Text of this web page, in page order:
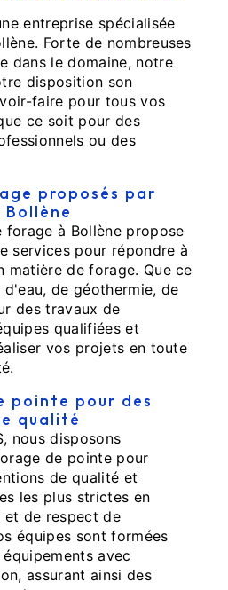
entreprise spécialisée
Forte de nombreuses
dans le domaine, notre
disposition son
faire pour tous vos
ce soit pour des
ou des
proposés par
Bollène
forage à Bollène propose
services pour répondre à
matière de forage. Que ce
de géothermie, de
des travaux de
qualifiées et
vos projets en toute
pointe pour des
qualité
nous disposons
de pointe pour
de qualité et
les plus strictes en
et de respect de
équipes sont formées
avec
assurant ainsi des